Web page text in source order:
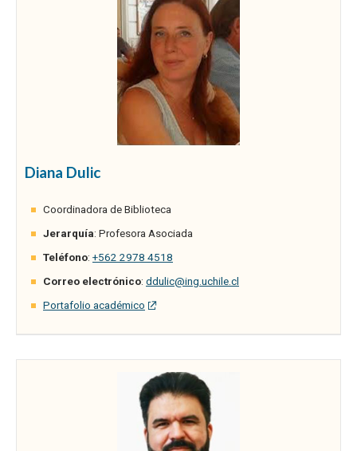
Diana Dulic
Coordinadora de Biblioteca
Jerarquía: Profesora Asociada
Teléfono: +562 2978 4518
Correo electrónico: ddulic@ing.uchile.cl
Portafolio académico